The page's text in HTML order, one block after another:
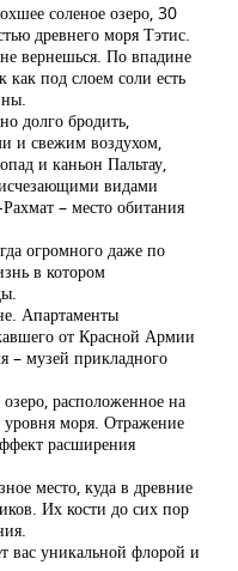
соленое озеро, 30
древнего моря Тэтис.
вернешься. По впадине
как под слоем соли есть
долго бродить,
и свежим воздухом,
и каньон Пальтау,
видами
– место обитания
огромного даже по
в котором
Апартаменты
от Красной Армии
– музей прикладного
расположенное на
моря. Отражение
расширения
место, куда в древние
Их кости до сих пор
вас уникальной флорой и